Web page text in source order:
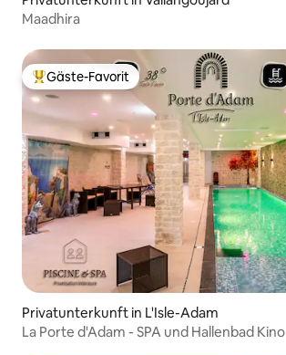
Maadhira
Beliebter Gäste-Favorit.
Gäste-Favorit
Privatunterkunft in L'Isle-Adam
La Porte d'Adam - SPA und Hallenbad Kino